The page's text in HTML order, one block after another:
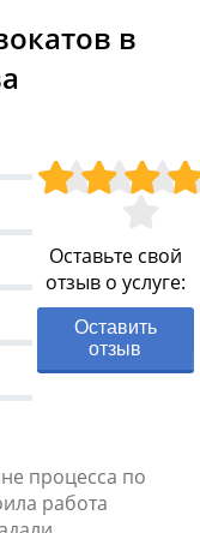
в
Оставьте свой
отзыв о услуге:
Оставить
отзыв
процесса по
работа